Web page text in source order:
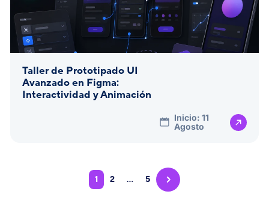
Taller de Prototipado UI
Avanzado en Figma:
Interactividad y Animación
Inicio: 11
Agosto
1 2 … 5